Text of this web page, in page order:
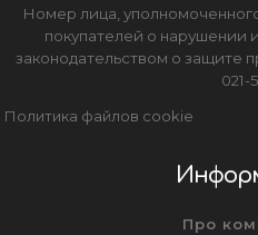
Номер лица,
покупателей о нарушении
законодательством о защите
021-
Политика файлов cookie
Про